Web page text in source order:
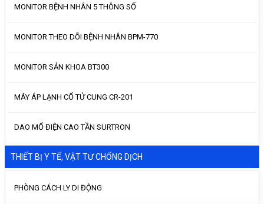
MONITOR BỆNH NHÂN 5 THÔNG SỐ
MONITOR THEO DÕI BỆNH NHÂN BPM-770
MONITOR SẢN KHOA BT300
MÁY ÁP LẠNH CỔ TỬ CUNG CR-201
DAO MỔ ĐIỆN CAO TẦN SURTRON
THIẾT BỊ Y TẾ, VẬT TƯ CHỐNG DỊCH
PHÒNG CÁCH LY DI ĐỘNG